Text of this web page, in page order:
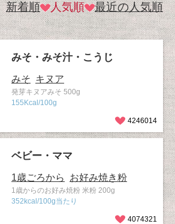
新着順 人気順 最近の人気順
みそ・みそ汁・こうじ
みそ キヌア
発芽キヌアみそ 500g
155Kcal/100g
4246014
ベビー・ママ
1歳ごろから お好み焼き粉
1歳からのお好み焼粉 米粉 200g
352kcal/100g当たり
4074321